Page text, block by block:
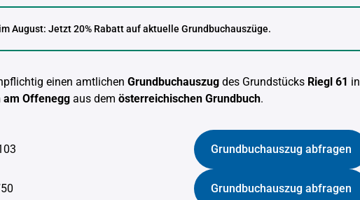
August: Jetzt 20% Rabatt auf aktuelle Grundbuchauszüge.
einen amtlichen Grundbuchauszug des Grundstücks Riegl 61 in
am Offenegg aus dem österreichischen Grundbuch.
Grundbuchauszug abfragen
Grundbuchauszug abfragen